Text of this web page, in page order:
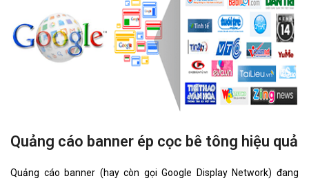
Quảng cáo banner ép cọc bê tông hiệu quả
Quảng cáo banner (hay còn gọi Google Display Network) đang